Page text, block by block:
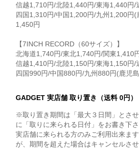
信越1,710円/北陸1,440円/東海1,440円/
四国1,310円/中国1,200円/九州1,200円
1,450円
【7INCH RECORD（60サイズ）】
北海道1,740円/東北1,740円/関東1,410
信越1,410円/北陸1,150円/東海1,150円/
四国990円/中国880円/九州880円(鹿児
GADGET 実店舗 取り置き（送料 0円）
※取り置き期間は「最大３日間」とさ
に「取りに来られる日付」をお書き下
実店舗に来られる方のみご利用出来ま
が、期間を超えた場合はキャンセルさせ